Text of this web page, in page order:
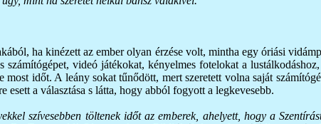
ha kinézett az ember olyan érzése volt, mintha egy óriási
videó játékokat, kényelmes fotelokat a
időt. A leány sokat tűnődött, mert szeretett volna saját
a választása s látta, hogy abból fogyott a legkevesebb.
szívesebben töltenek időt az emberek, ahelyett, hogy a